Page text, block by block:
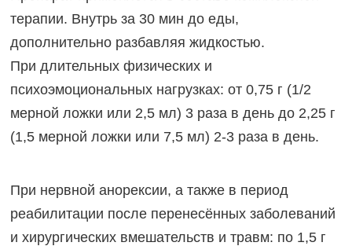
терапии. Внутрь за 30 мин до еды,
дополнительно разбавляя жидкостью.
При длительных физических и
психоэмоциональных нагрузках: от 0,75 г (1/2
мерной ложки или 2,5 мл) 3 раза в день до 2,25 г
(1,5 мерной ложки или 7,5 мл) 2-3 раза в день.
При нервной анорексии, а также в период
реабилитации после перенесённых заболеваний
и хирургических вмешательств и травм: по 1,5 г